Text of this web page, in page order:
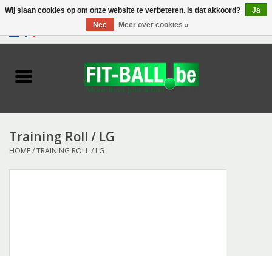
Training Roll / LG
HOME/TRAINING ROLL / LG
Wij slaan cookies op om onze website te verbeteren. Is dat akkoord?
Ja
Nee
Meer over cookies »